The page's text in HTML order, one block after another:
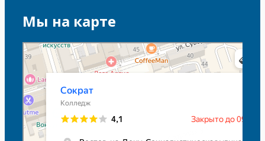
Мы на карте
Сократ
Колледж в Ростове‑на‑Дону